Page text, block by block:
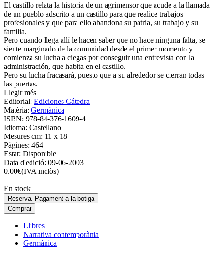
El castillo relata la historia de un agrimensor que acude a la llamada
de un pueblo adscrito a un castillo para que realice trabajos
profesionales y que para ello abandona su patria, su trabajo y su
familia.
Pero cuando llega allí le hacen saber que no hace ninguna falta, se
siente marginado de la comunidad desde el primer momento y
comienza su lucha a ciegas por conseguir una entrevista con la
administración, que habita en el castillo.
Pero su lucha fracasará, puesto que a su alrededor se cierran todas
las puertas.
Llegir més
Editorial: Ediciones Cátedra
Matèria: Germànica
ISBN: 978-84-376-1609-4
Idioma: Castellano
Mesures cm: 11 x 18
Pàgines: 464
Estat: Disponible
Data d'edició: 09-06-2003
0.00€(IVA inclòs)
En stock
Reserva. Pagament a la botiga
Comprar
Llibres
Narrativa contemporània
Germànica